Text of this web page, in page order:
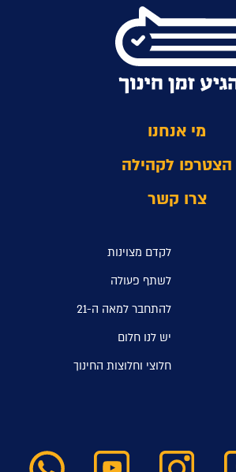
מי אנחנו
הצטרפו לקהילה
צרו קשר
לקדם מצוינות
לשתף פעולה
להתחבר למאה ה-21
יש לנו חלום
חלוצי וחלוצות החינוך